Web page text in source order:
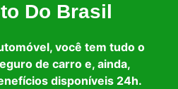
Do Brasil
você tem tudo o
de carro e, ainda,
disponíveis 24h.